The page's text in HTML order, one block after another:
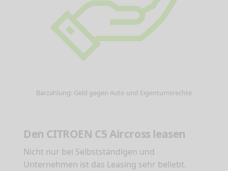
Barzahlung: Geld gegen Auto und Eigentumsrechte
Den CITROEN C5 Aircross leasen
Nicht nur bei Selbstständigen und
Unternehmen ist das Leasing sehr beliebt.